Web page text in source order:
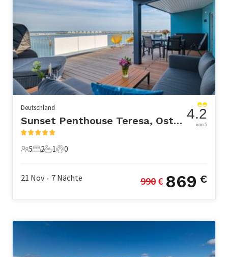
Deutschland
Sunset Penthouse Teresa, OstseeResort Olpenitz
5 Gäste
5
2 Schlafzimmer
2
1 Badezimmer
1
0 Haustiere
0
4.2
von 5
21 Nov • 7 Nächte 990 € 869 €